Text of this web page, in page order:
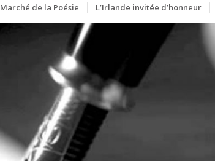
Marché de la Poésie L’Irlande invitée d’honneur